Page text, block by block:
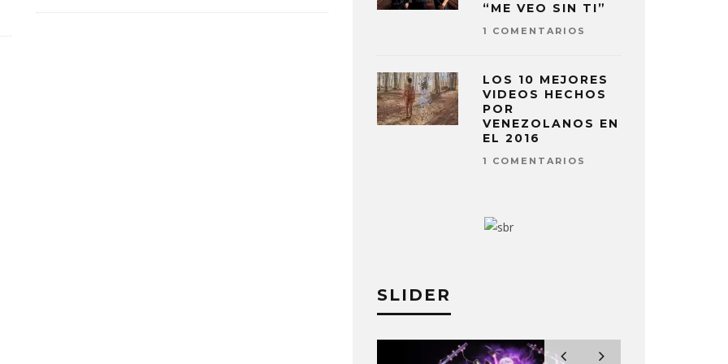
“ME VEO SIN TI”
1 COMENTARIOS
LOS 10 MEJORES
VIDEOS HECHOS
POR
VENEZOLANOS EN
EL 2016
1 COMENTARIOS
SLIDER